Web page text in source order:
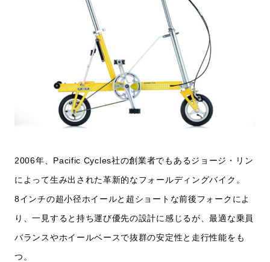
2006年、Pacific Cycles社の創業者でもあるジョージ・リン
によって生み出された革新的なフォールディングバイク。
8インチの超小径ホイールと超ショートな前後フォークによ
り、一見すると持ち運び優先の設計に感じるが、最適な乗員
バランスやホイールベースで抜群の安定性と走行性能をも
つ。